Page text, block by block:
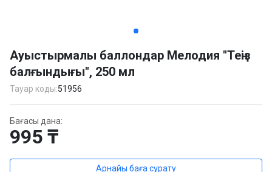
of
4
Ауыстырмалы баллондар Мелодия "Теңіз
балғындығы", 250 мл
Тауар коды:51956
Бағасы дана:
995 ₸
Арнайы баға сұрату